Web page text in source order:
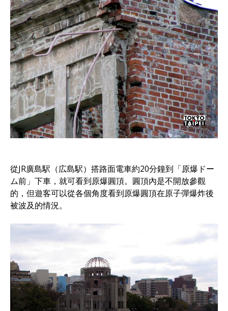
從JR廣島駅（広島駅）搭路面電車約20分鐘到「原爆ドー
ム前」下車，就可看到原爆圓頂。圓頂內是不開放參觀
的，但遊客可以從各個角度看到原爆圓頂在原子彈爆炸後
被波及的情況。